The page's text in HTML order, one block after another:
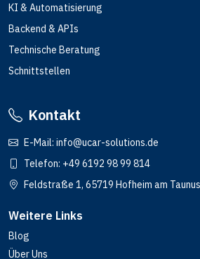
KI & Automatisierung
Backend & APIs
Technische Beratung
Schnittstellen
Kontakt
E-Mail: info@ucar-solutions.de
Telefon: +49 6192 98 99 814
Feldstraße 1, 65719 Hofheim am Taunus
Weitere Links
Blog
Über Uns